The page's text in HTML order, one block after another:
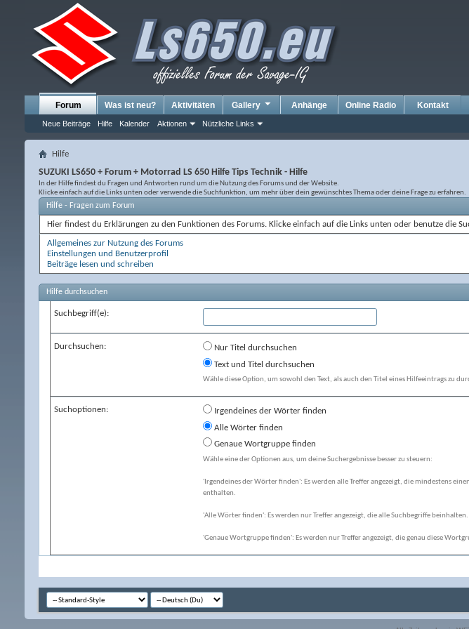
Forum
Neue Beiträge Hilfe Kalender Aktionen Nützliche Links
Was ist neu? Aktivitäten Gallery Anhänge Online Radio Kontakt
Hilfe
SUZUKI LS650 + Forum + Motorrad LS 650 Hilfe Tips Technik - Hilfe
In der Hilfe findest du Fragen und Antworten rund um die Nutzung des Forums und der Website.
Klicke einfach auf die Links unten oder verwende die Suchfunktion, um mehr über dein gewünschtes Thema oder deine Frage zu erfahren.
Hilfe - Fragen zum Forum
Hier findest du Erklärungen zu den Funktionen des Forums. Klicke einfach auf die Links unten oder benutze die
Allgemeines zur Nutzung des Forums
Einstellungen und Benutzerprofil
Beiträge lesen und schreiben
Hilfe durchsuchen
Suchbegriff(e):
Durchsuchen:
Nur Titel durchsuchen
Text und Titel durchsuchen
Wähle diese Option, um sowohl den Text, als auch den Titel eines Hilfeeintrags zu
Suchoptionen:
Irgendeines der Wörter finden
Alle Wörter finden
Genaue Wortgruppe finden
Wähle eine der Optionen aus, um deine Suchergebnisse besser zu steuern:
'Irgendeines der Wörter finden': Es werden alle Treffer angezeigt, die mindestens
enthalten.
'Alle Wörter finden': Es werden nur Treffer angezeigt, die alle Suchbegriffe beinhalten.
'Genaue Wortgruppe finden': Es werden nur Treffer angezeigt, die genau diese